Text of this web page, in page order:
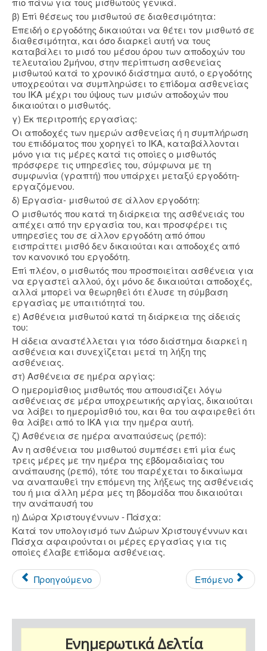
β) Επί θέσεως του μισθωτού σε διαθεσιμότητα:
Επειδή ο εργοδότης δικαιούται να θέτει τον μισθωτό σε
διαθεσιμότητα, και όσο διαρκεί αυτή να τους
καταβάλει το μισό του μέσου όρου των αποδοχών του
τελευταίου 2μήνου, στην περίπτωση ασθενείας
μισθωτού κατά το χρονικό διάστημα αυτό, ο εργοδότης
υποχρεούται να συμπληρώσει το επίδομα ασθενείας
του ΙΚΑ μέχρι του ύψους των μισών αποδοχών που
δικαιούται ο μισθωτός.
γ) Εκ περιτροπής εργασίας:
Οι αποδοχές των ημερών ασθενείας ή η συμπλήρωση
του επιδόματος που χορηγεί το ΙΚΑ, καταβάλλονται
μόνο για τις μέρες κατά τις οποίες ο μισθωτός
πρόσφερε τις υπηρεσίες του, σύμφωνα με τη
συμφωνία (γραπτή) που υπάρχει μεταξύ εργοδότη-
εργαζόμενου.
δ) Εργασία- μισθωτού σε άλλον εργοδότη:
Ο μισθωτός που κατά τη διάρκεια της ασθένειάς του
απέχει από την εργασία του, και προσφέρει τις
υπηρεσίες του σε άλλον εργοδότη από όπου
εισπράττει μισθό δεν δικαιούται και αποδοχές από
τον κανονικό του εργοδότη.
Επί πλέον, ο μισθωτός που προσποιείται ασθένεια για
να εργαστεί αλλού, όχι μόνο δε δικαιούται αποδοχές,
αλλά μπορεί να θεωρηθεί ότι έλυσε τη σύμβαση
εργασίας με υπαιτιότητά του.
ε) Ασθένεια μισθωτού κατά τη διάρκεια της άδειάς
του:
Η άδεια αναστέλλεται για τόσο διάστημα διαρκεί η
ασθένεια και συνεχίζεται μετά τη λήξη της
ασθένειας.
στ) Ασθένεια σε ημέρα αργίας:
Ο ημερομίσθιος μισθωτός που απουσιάζει λόγω
ασθένειας σε μέρα υποχρεωτικής αργίας, δικαιούται
να λάβει το ημερομίσθιό του, και θα του αφαιρεθεί ότι
θα λάβει από το ΙΚΑ για την ημέρα αυτή.
ζ) Ασθένεια σε ημέρα αναπαύσεως (ρεπό):
Αν η ασθένεια του μισθωτού συμπέσει επί μία έως
τρεις μέρες με την ημέρα της εβδομαδιαίας του
ανάπαυσης (ρεπό), τότε του παρέχεται το δικαίωμα
να αναπαυθεί την επόμενη της λήξεως της ασθένειάς
του ή μια άλλη μέρα μες τη βδομάδα που δικαιούται
την ανάπαυσή του
η) Δώρα Χριστουγέννων - Πάσχα:
Κατά τον υπολογισμό των Δώρων Χριστουγέννων και
Πάσχα αφαιρούνται οι μέρες εργασίας για τις
οποίες έλαβε επίδομα ασθένειας.
Προηγούμενο Επόμενο
Ενημερωτικά Δελτία